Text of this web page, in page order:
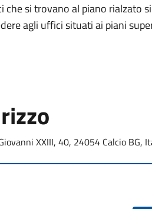
che si trovano al piano rialzato
agli uffici situati ai piani
XXIII, 40, 24054 Calcio BG,